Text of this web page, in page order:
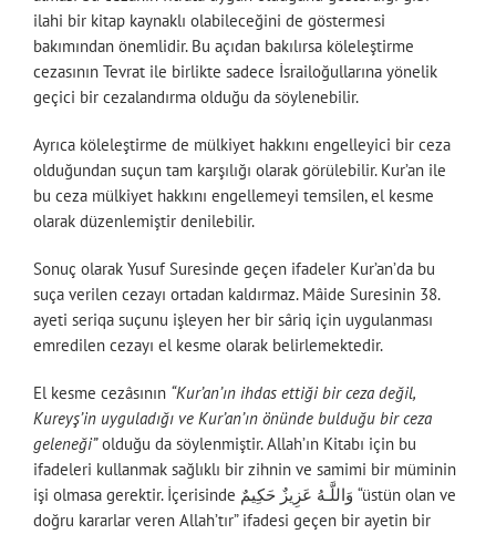
ilahi bir kitap kaynaklı olabileceğini de göstermesi
bakımından önemlidir. Bu açıdan bakılırsa köleleştirme
cezasının Tevrat ile birlikte sadece İsrailoğullarına yönelik
geçici bir cezalandırma olduğu da söylenebilir.
Ayrıca köleleştirme de mülkiyet hakkını engelleyici bir ceza
olduğundan suçun tam karşılığı olarak görülebilir. Kur’an ile
bu ceza mülkiyet hakkını engellemeyi temsilen, el kesme
olarak düzenlemiştir denilebilir.
Sonuç olarak Yusuf Suresinde geçen ifadeler Kur’an’da bu
suça verilen cezayı ortadan kaldırmaz. Mâide Suresinin 38.
ayeti seriqa suçunu işleyen her bir sâriq için uygulanması
emredilen cezayı el kesme olarak belirlemektedir.
El kesme cezâsının “Kur’an’ın ihdas ettiği bir ceza değil,
Kureyş’in uyguladığı ve Kur’an’ın önünde bulduğu bir ceza
geleneği”olduğu da söylenmiştir. Allah’ın Kitabı için bu
ifadeleri kullanmak sağlıklı bir zihnin ve samimi bir müminin
işi olmasa gerektir. İçerisinde وَاللَّـهُ عَزِيزٌ حَكِيمٌ “üstün olan ve
doğru kararlar veren Allah’tır” ifadesi geçen bir ayetin bir